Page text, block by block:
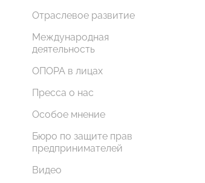
Отраслевое развитие
Международная
деятельность
ОПОРА в лицах
Пресса о нас
Особое мнение
Бюро по защите прав
предпринимателей
Видео